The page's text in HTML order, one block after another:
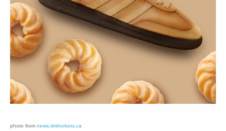
photo from news.timhortons.ca